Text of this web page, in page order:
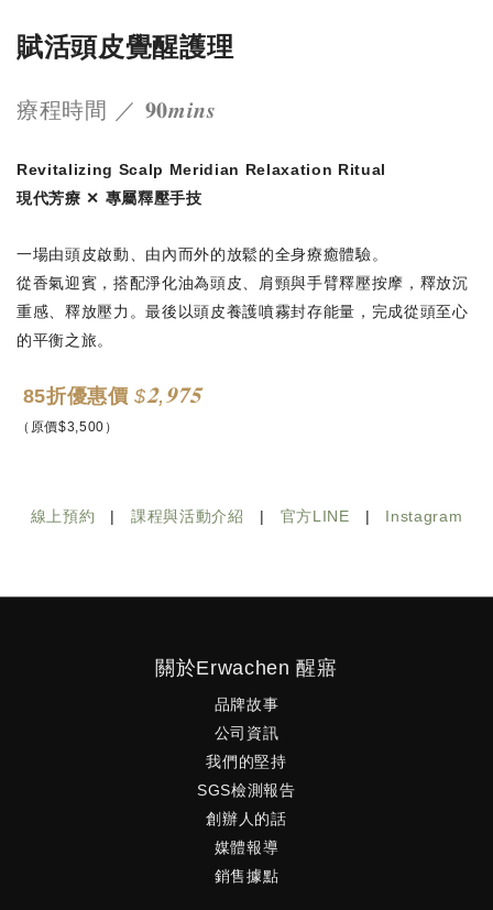
賦活頭皮覺醒護理
療程時間 ／ 𝟗𝟎𝒎𝒊𝒏𝒔
Revitalizing Scalp Meridian Relaxation Ritual
現代芳療 ✕ 專屬釋壓手技
一場由頭皮啟動、由內而外的放鬆的全身療癒體驗。
從香氣迎賓，搭配淨化油為頭皮、肩頸與手臂釋壓按摩，釋放沉
重感、釋放壓力。最後以頭皮養護噴霧封存能量，完成從頭至心
的平衡之旅。
85折優惠價$𝟐,𝟗𝟕𝟓
（原價$3,500）
線上預約 |課程與活動介紹 | 官方LINE | Instagram
關於Erwachen 醒寤
品牌故事
公司資訊
我們的堅持
SGS檢測報告
創辦人的話
媒體報導
銷售據點